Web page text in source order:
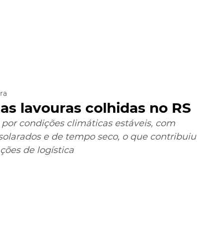
lavouras colhidas no RS
condições climáticas estáveis, com
e de tempo seco, o que contribuiu
de logística